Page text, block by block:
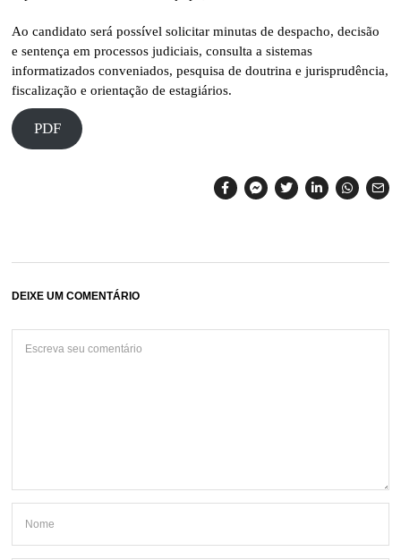
Ao candidato será possível solicitar minutas de despacho, decisão
e sentença em processos judiciais, consulta a sistemas
informatizados conveniados, pesquisa de doutrina e jurisprudência,
fiscalização e orientação de estagiários.
PDF
DEIXE UM COMENTÁRIO